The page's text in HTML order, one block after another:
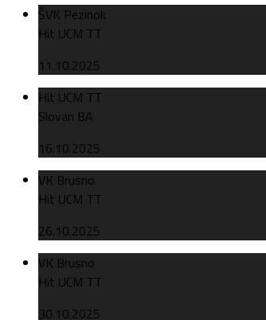
ŠVK Pezinok
Hit UCM TT
11.10.2025
Hit UCM TT
Slovan BA
16.10.2025
VK Brusno
Hit UCM TT
26.10.2025
VK Brusno
Hit UCM TT
30.10.2025